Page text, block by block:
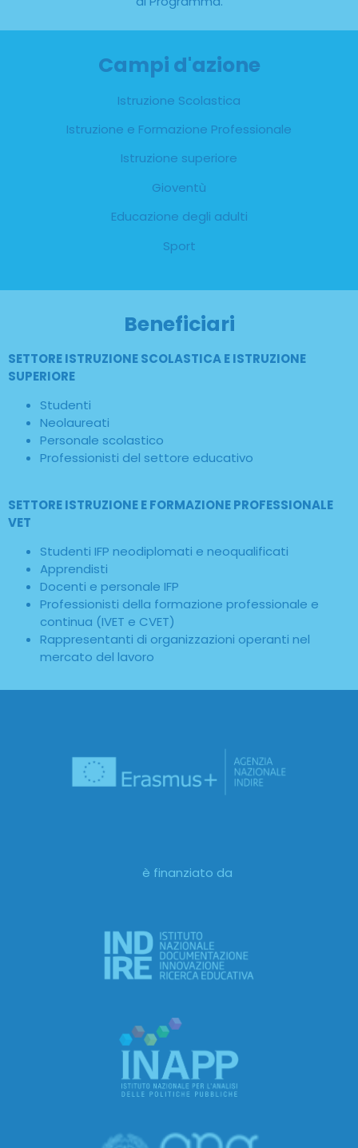
Campi d'azione
Istruzione Scolastica
Istruzione e Formazione Professionale
Istruzione superiore
Gioventù
Educazione degli adulti
Sport
Beneficiari
SETTORE ISTRUZIONE SCOLASTICA E ISTRUZIONE
SUPERIORE
Studenti
Neolaureati
Personale scolastico
Professionisti del settore educativo
SETTORE ISTRUZIONE E FORMAZIONE PROFESSIONALE
VET
Studenti IFP neodiplomati e neoqualificati
Apprendisti
Docenti e personale IFP
Professionisti della formazione professionale e
continua (IVET e CVET)
Rappresentanti di organizzazioni operanti nel
mercato del lavoro
è finanziato da